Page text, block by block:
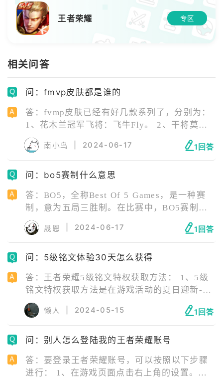
王者荣耀 专区
相关问答
问：fmvp皮肤都是谁的
答：fvmp皮肤已经有好几款系列了，分别为：
1、花木兰冠军飞将：飞牛Fly。 2、干将莫邪
久胜战神：久诚。 3、貂蝉猫影幻舞：猫神
Cat。 4、曜云鹰飞将：飞牛Fly。 5、镜的
fmvp皮肤：暖阳。
南小鸟 2024-06-17 1回答
问：bo5赛制什么意思
答：BO5，全称Best Of 5 Games，是一种赛
制，意为五局三胜制。在比赛中，BO5赛制意
味着比赛双方需要进行五局比赛，先赢得三局
的队伍将获得胜利。 赛制种类：除了BO5，还
有BO1、BO3等赛制。BO1意味着一局定胜
负，BO3则是三局决定胜负，获得两场胜利的
晟恩 2024-06-17 1回答
问：5级铭文体验30天怎么获得
答：王者荣耀5级铭文特权获取方法： 1、5级
铭文特权获取方法是在游戏活动的夏日迎新-五
级铭文限免活动中分享图片获得。 2、5级铭文
特权活动时间为8月1日-8月14日，分享可得30
天5级铭文特权。
懒人 2024-05-15 1回答
问：别人怎么登陆我的王者荣耀账号
答：要登录王者荣耀账号，可以按照以下步骤
进行： 1、在游戏页面点击右上角的设置。